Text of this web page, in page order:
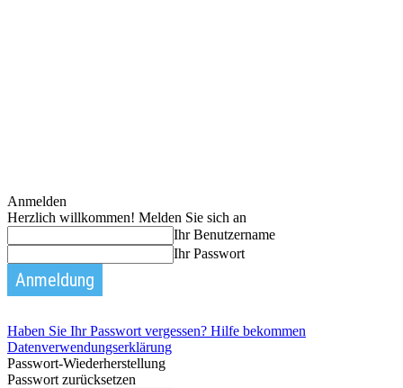
Anmelden
Herzlich willkommen! Melden Sie sich an
Ihr Benutzername
Ihr Passwort
Haben Sie Ihr Passwort vergessen? Hilfe bekommen
Datenverwendungserklärung
Passwort-Wiederherstellung
Passwort zurücksetzen